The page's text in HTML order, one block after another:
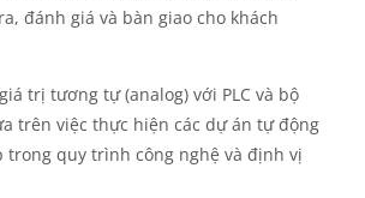
đánh giá và bàn giao cho khách
trị tương tự (analog) với PLC và bộ
trên việc thực hiện các dự án tự động
trong quy trình công nghệ và định vị